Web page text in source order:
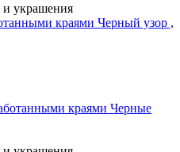
и украшения
краями Черный узор ,